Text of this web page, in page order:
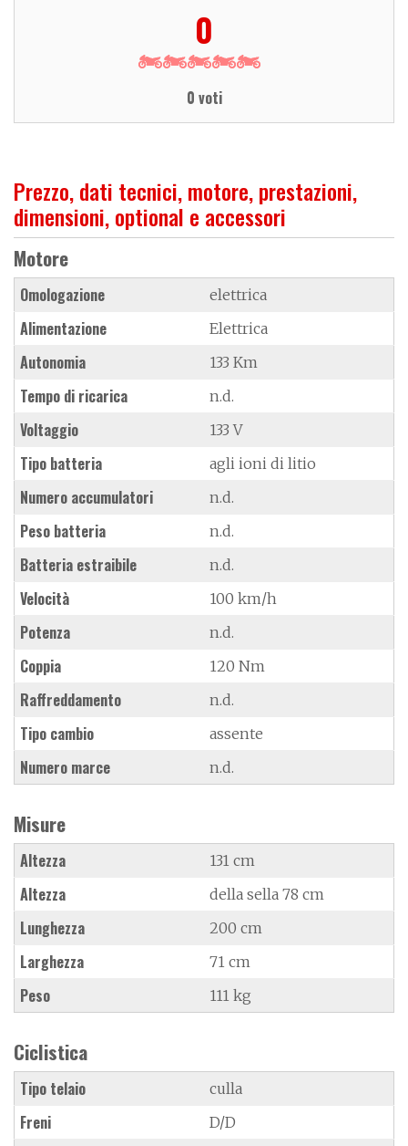
0
0 voti
Prezzo, dati tecnici, motore, prestazioni,
dimensioni, optional e accessori
Motore
Omologazione elettrica
Alimentazione Elettrica
Autonomia 133 Km
Tempo di ricarica n.d.
Voltaggio 133 V
Tipo batteria agli ioni di litio
Numero accumulatori n.d.
Peso batteria n.d.
Batteria estraibile n.d.
Velocità 100 km/h
Potenza n.d.
Coppia 120 Nm
Raffreddamento n.d.
Tipo cambio assente
Numero marce n.d.
Misure
Altezza 131 cm
Altezza della sella 78 cm
Lunghezza 200 cm
Larghezza 71 cm
Peso 111 kg
Ciclistica
Tipo telaio culla
Freni D/D